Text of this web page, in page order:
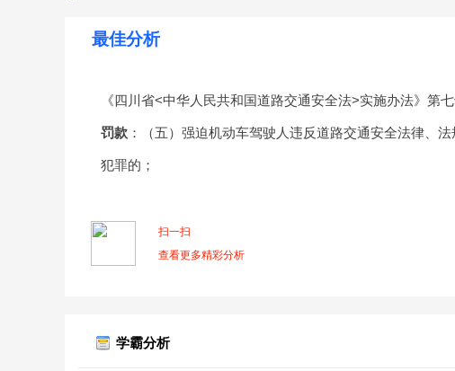
最佳分析
《四川省<中华人民共和国道路交通安全法>实施办法》第
罚款 ：（五）强迫机动车驾驶人违反道路交通安全法律、
犯罪的；
扫一扫
查看更多精彩分析
学霸分析